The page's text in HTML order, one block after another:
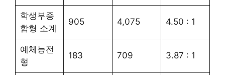
학생부종
합형 소계
905 4,075 4.50 : 1
예체능전
형
183 709 3.87 : 1